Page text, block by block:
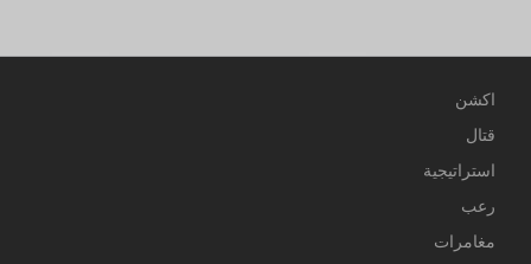
اكشن
قتال
استراتيجية
رعب
مغامرات